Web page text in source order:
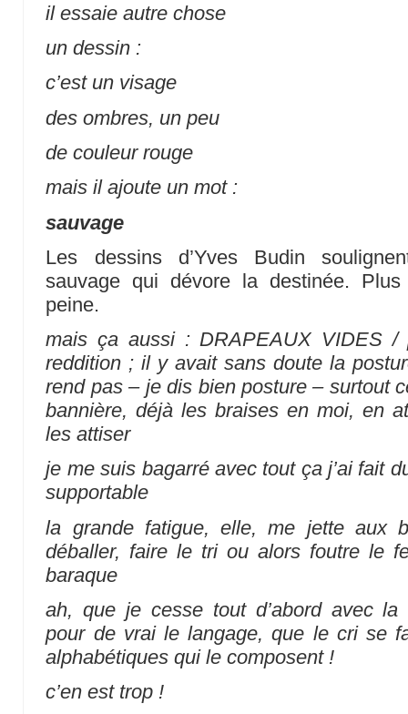
il essaie autre chose
un dessin :
c’est un visage
des ombres, un peu
de couleur rouge
mais il ajoute un mot :
sauvage
Les dessins d’Yves Budin
sauvage qui dévore la destinée.
peine.
mais ça aussi : DRAPEAUX VIDES
reddition ; il y avait sans doute la
rend pas – je dis bien posture – surtout
bannière, déjà les braises en moi, en
les attiser
je me suis bagarré avec tout ça j’ai fait
supportable
la grande fatigue, elle, me jette aux
déballer, faire le tri ou alors foutre le
baraque
ah, que je cesse tout d’abord avec la
pour de vrai le langage, que le cri se
alphabétiques qui le composent !
c’en est trop !